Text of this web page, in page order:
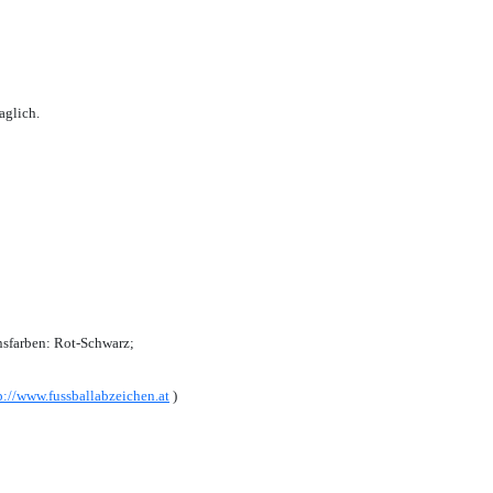
Rot-Schwarz;
www.fussballabzeichen.at )